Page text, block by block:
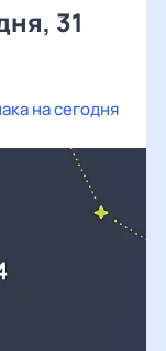
31
на сегодня